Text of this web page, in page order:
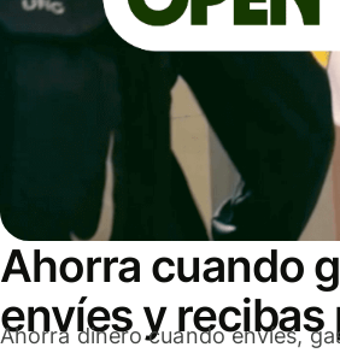
Ahorra cuando
envíes y recibas
Ahorra dinero cuando envíes,